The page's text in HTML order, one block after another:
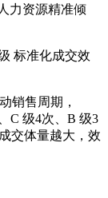
力资源精准倾
标准化成交效
销售周期，
C 级4次、B 级3
交体量越大，效